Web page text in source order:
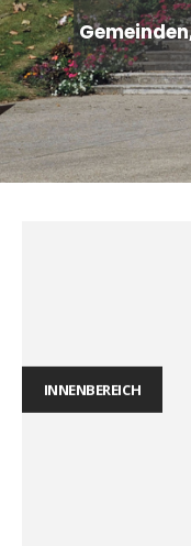
INNENBEREICH